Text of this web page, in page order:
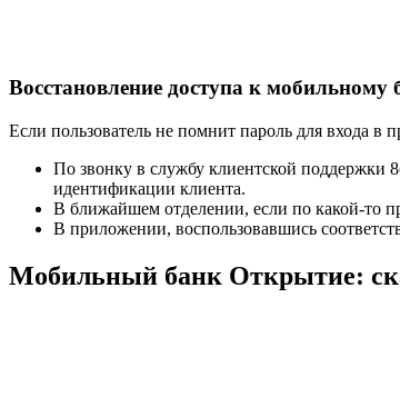
Восстановление доступа к мобильному
Если пользователь не помнит пароль для входа в
По звонку в службу клиентской поддержки
идентификации клиента.
В ближайшем отделении, если по какой-то
В приложении, воспользовавшись
Мобильный банк Открытие: